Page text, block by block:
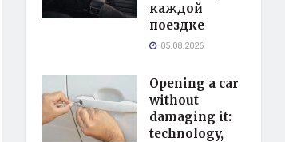
каждой
поездке
05.08.2026
Opening a car
without
damaging it:
technology,